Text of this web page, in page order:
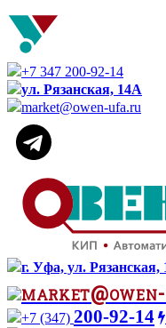
+7 347 200-92-14
ул. Рязанская, 14А
market@owen-ufa.ru
г. Уфа, ул. Рязанская,
+7 (347) 200-92-14